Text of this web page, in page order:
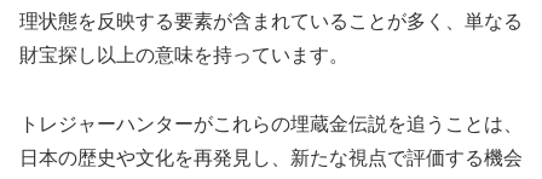
理状態を反映する要素が含まれていることが多く、単なる
財宝探し以上の意味を持っています。
トレジャーハンターがこれらの埋蔵金伝説を追うことは、
日本の歴史や文化を再発見し、新たな視点で評価する機会